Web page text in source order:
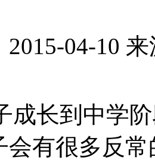
2015-04-10 来
成长到中学
会有很多反